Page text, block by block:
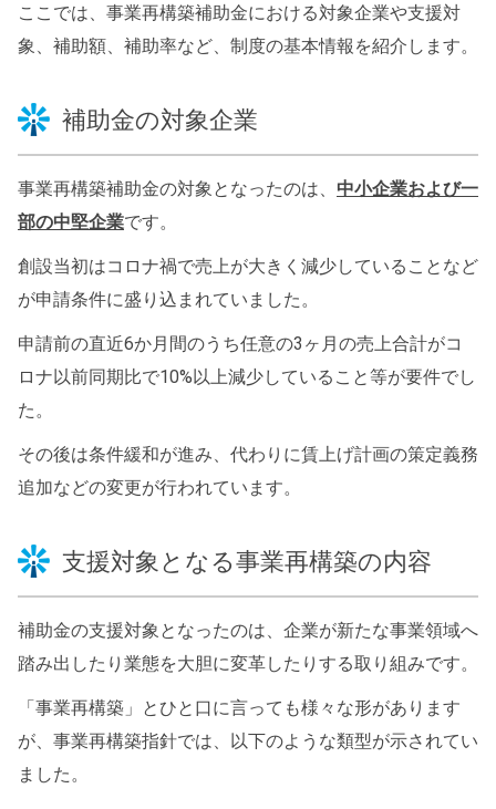
ここでは、事業再構築補助金における対象企業や支援対
象、補助額、補助率など、制度の基本情報を紹介します。
補助金の対象企業
事業再構築補助金の対象となったのは、 中小企業および一
部の中堅企業です。
創設当初はコロナ禍で売上が大きく減少していることなど
が申請条件に盛り込まれていました。
申請前の直近6か月間のうち任意の3ヶ月の売上合計がコ
ロナ以前同期比で10%以上減少していること等が要件でし
た。
その後は条件緩和が進み、代わりに賃上げ計画の策定義務
追加などの変更が行われています。
支援対象となる事業再構築の内容
補助金の支援対象となったのは、企業が新たな事業領域へ
踏み出したり業態を大胆に変革したりする取り組みです。
「事業再構築」とひと口に言っても様々な形があります
が、事業再構築指針では、以下のような類型が示されてい
ました。